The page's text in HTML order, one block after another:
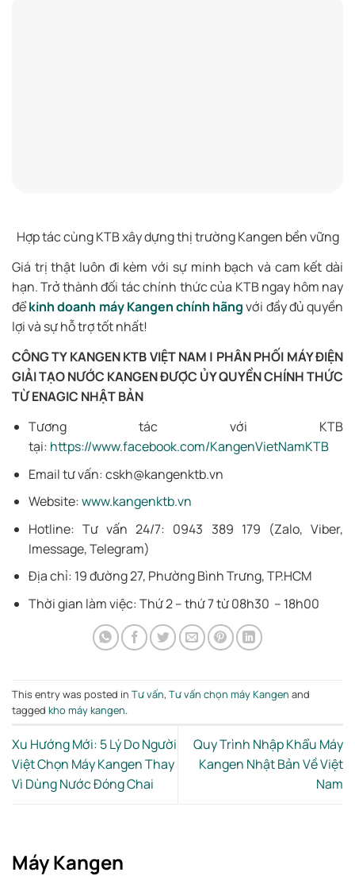
Hợp tác cùng KTB xây dựng thị trường Kangen bền vững
Giá trị thật luôn đi kèm với sự minh bạch và cam kết dài
hạn. Trở thành đối tác chính thức của KTB ngay hôm nay
đểkinh doanh máy Kangen chính hãngvới đầy đủ quyền
lợi và sự hỗ trợ tốt nhất!
CÔNG TY KANGEN KTB VIỆT NAM | PHÂN PHỐI MÁY ĐIỆN
GIẢI TẠO NƯỚC KANGEN ĐƯỢC ỦY QUYỀN CHÍNH THỨC
TỪ ENAGIC NHẬT BẢN
Tương tác với KTB
tại: https://www.facebook.com/KangenVietNamKTB
Email tư vấn: cskh@kangenktb.vn
Website:www.kangenktb.vn
Hotline: Tư vấn 24/7: 0943 389 179 (Zalo, Viber,
Imessage, Telegram)
Địa chỉ: 19 đường 27, Phường Bình Trưng, TP.HCM
Thời gian làm việc: Thứ 2 – thứ 7 từ 08h30 – 18h00
This entry was posted in Tư vấn, Tư vấn chọn máy Kangen and
tagged kho máy kangen
Xu Hướng Mới: 5 Lý Do Người
Việt Chọn Máy Kangen Thay
Vì Dùng Nước Đóng Chai
Quy Trình Nhập Khẩu Máy
Kangen Nhật Bản Về Việt
Nam
Máy Kangen